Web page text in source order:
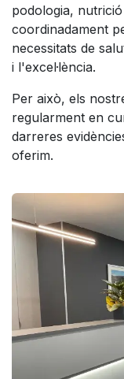
podologia,
coordinadament
necessitats de
i l'excel·lència.
Per això, els
regularment en
darreres
oferim.